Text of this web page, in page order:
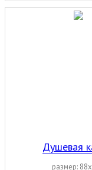
Душевая
размер: